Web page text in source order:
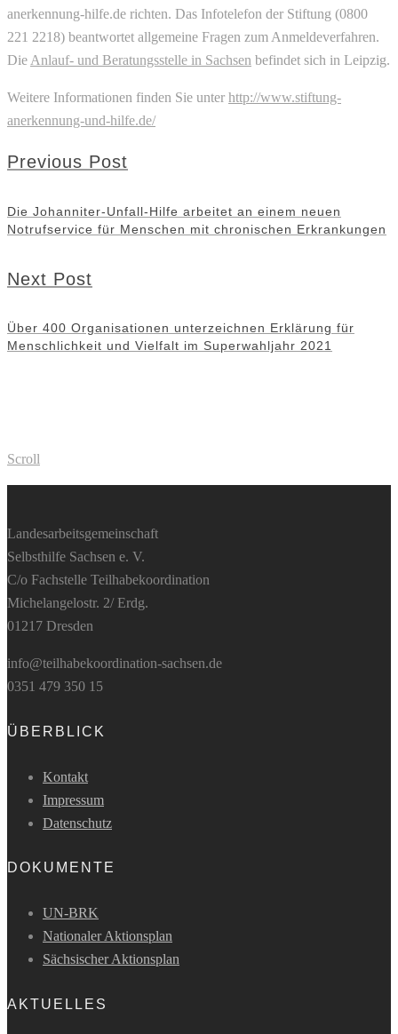
anerkennung-hilfe.de richten. Das Infotelefon der Stiftung (0800
221 2218) beantwortet allgemeine Fragen zum Anmeldeverfahren.
DieAnlauf- und Beratungsstelle in Sachsen befindet sich in Leipzig.
Weitere Informationen finden Sie unter http://www.stiftung-
anerkennung-und-hilfe.de/
Previous Post
Die Johanniter-Unfall-Hilfe arbeitet an einem neuen
Notrufservice für Menschen mit chronischen Erkrankungen
Next Post
Über 400 Organisationen unterzeichnen Erklärung für
Menschlichkeit und Vielfalt im Superwahljahr 2021
Scroll
Landesarbeitsgemeinschaft
Selbsthilfe Sachsen e. V.
C/o Fachstelle Teilhabekoordination
Michelangelostr. 2/ Erdg.
01217 Dresden
info@teilhabekoordination-sachsen.de
0351 479 350 15
ÜBERBLICK
Kontakt
Impressum
Datenschutz
DOKUMENTE
UN-BRK
Nationaler Aktionsplan
Sächsischer Aktionsplan
AKTUELLES